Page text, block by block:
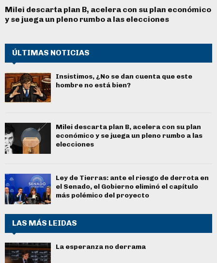
Milei descarta plan B, acelera con su plan económico
y se juega un pleno rumbo a las elecciones
ÚLTIMAS NOTICIAS
Insistimos, ¿No se dan cuenta que este
hombre no está bien?
Milei descarta plan B, acelera con su plan
económico y se juega un pleno rumbo a las
elecciones
Ley de Tierras: ante el riesgo de derrota en
el Senado, el Gobierno eliminó el capítulo
más polémico del proyecto
LAS MÁS LEIDAS
La esperanza no derrama